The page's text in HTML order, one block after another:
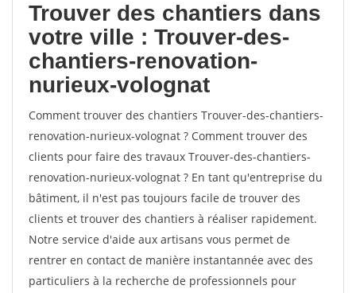
Trouver des chantiers dans
votre ville : Trouver-des-
chantiers-renovation-
nurieux-volognat
Comment trouver des chantiers Trouver-des-chantiers-
renovation-nurieux-volognat ? Comment trouver des
clients pour faire des travaux Trouver-des-chantiers-
renovation-nurieux-volognat ? En tant qu'entreprise du
bâtiment, il n'est pas toujours facile de trouver des
clients et trouver des chantiers à réaliser rapidement.
Notre service d'aide aux artisans vous permet de
rentrer en contact de manière instantannée avec des
particuliers à la recherche de professionnels pour